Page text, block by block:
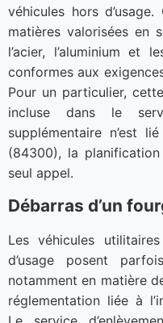
véhicules hors
matières valorisées en
l’acier, l’aluminium et
conformes aux
Pour un particulier,
incluse dans le
supplémentaire n’est
(84300), la
seul appel.
Débarras d’un
Les véhicules
d’usage posent
notamment en matière
réglementation liée à